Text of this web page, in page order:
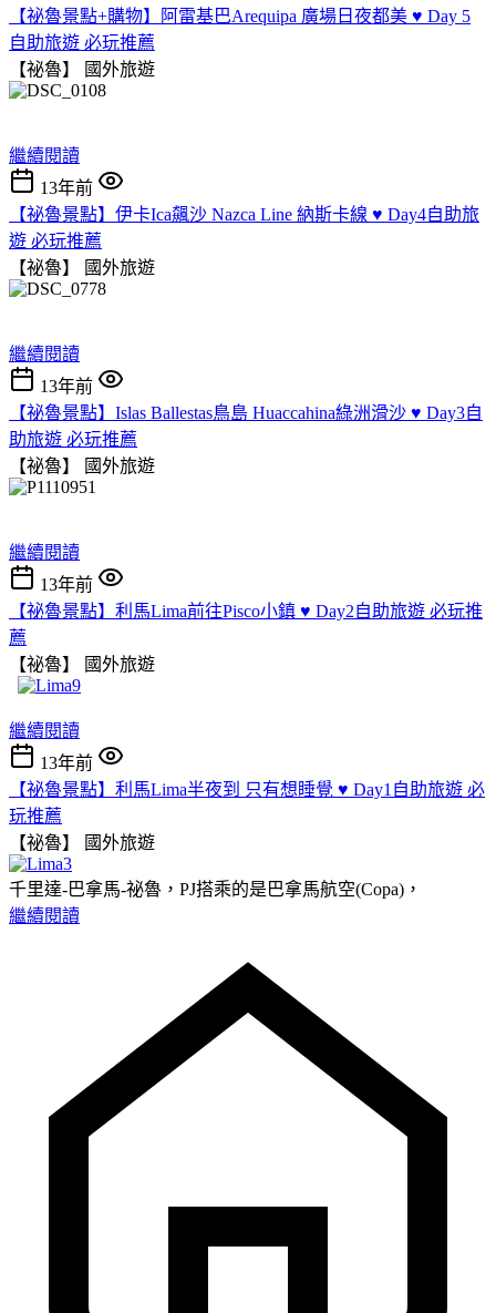
【祕魯景點+購物】阿雷基巴Arequipa 廣場日夜都美 ♥ Day 5
自助旅遊 必玩推薦
【祕魯】
國外旅遊
繼續閱讀
13年前
【祕魯景點】伊卡Ica飆沙 Nazca Line 納斯卡線 ♥ Day4自助旅
遊 必玩推薦
【祕魯】
國外旅遊
繼續閱讀
13年前
【祕魯景點】Islas Ballestas鳥島 Huaccahina綠洲滑沙 ♥ Day3自
助旅遊 必玩推薦
【祕魯】
國外旅遊
繼續閱讀
13年前
【祕魯景點】利馬Lima前往Pisco小鎮 ♥ Day2自助旅遊 必玩推
薦
【祕魯】
國外旅遊
繼續閱讀
13年前
【祕魯景點】利馬Lima半夜到 只有想睡覺 ♥ Day1自助旅遊 必
玩推薦
【祕魯】
國外旅遊
千里達-巴拿馬-祕魯，PJ搭乘的是巴拿馬航空(Copa)，
繼續閱讀